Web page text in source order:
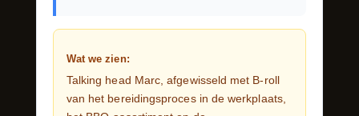
Wat we zien:
Talking head Marc, afgewisseld met B-roll
van het bereidingsproces in de werkplaats,